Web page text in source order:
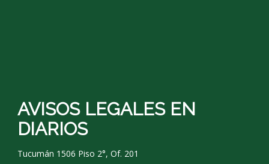
AVISOS LEGALES EN
DIARIOS
Tucumán 1506 Piso 2°, Of. 201